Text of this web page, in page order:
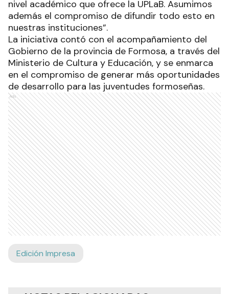
nivel académico que ofrece la UPLaB. Asumimos
además el compromiso de difundir todo esto en
nuestras instituciones”.
La iniciativa contó con el acompañamiento del
Gobierno de la provincia de Formosa, a través del
Ministerio de Cultura y Educación, y se enmarca
en el compromiso de generar más oportunidades
de desarrollo para las juventudes formoseñas.
Ads
Edición Impresa